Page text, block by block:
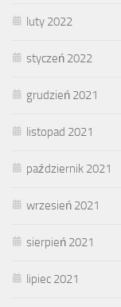
luty 2022
styczeń 2022
grudzień 2021
listopad 2021
październik 2021
wrzesień 2021
sierpień 2021
lipiec 2021